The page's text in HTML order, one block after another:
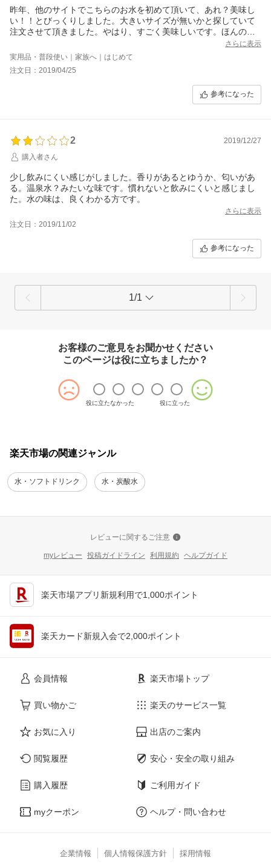
昨年、他のサイトでこちらのお水を初めて頂いて、あれ？美味し
い！！とびっくりしました。大きいサイズが無いかと探していて
注文させて頂きました。やはり、すごく美味しいです。ほんのり
甘くて全然くせが無く飲みやすい、ボックスタイプが無いのが本
当に残念です。
さらに表示
実用品・普段使い｜家族へ｜はじめて
注文日：2019/04/25
参考になった
2
2019/12/27
購入者さん
少し飲みにくい感じがしました。香りがあるとゆうか、匂いがあ
る。温泉水？みたいな味です。慣れないと飲みにくいと感じまし
た。水の味は、良くわかる方です。
さらに表示
注文日：2019/11/02
参考になった
1/1
お客様のご意見をお聞かせください
このページは役に立ちましたか？
役に立たなかった 役に立った
楽天市場の関連ジャンル
水・ソフトドリンク 水・炭酸水
レビューに関するご注意
myレビュー 投稿ガイドライン 利用規約 ヘルプガイド
楽天市場アプリ新規利用で1,000ポイント
楽天カード新規入会で2,000ポイント
会員情報
買い物かご
お気に入り
閲覧履歴
購入履歴
myクーポン
楽天市場トップ
楽天のサービス一覧
出店のご案内
安心・安全の取り組み
ご利用ガイド
ヘルプ・問い合わせ
企業情報 個人情報保護方針 採用情報